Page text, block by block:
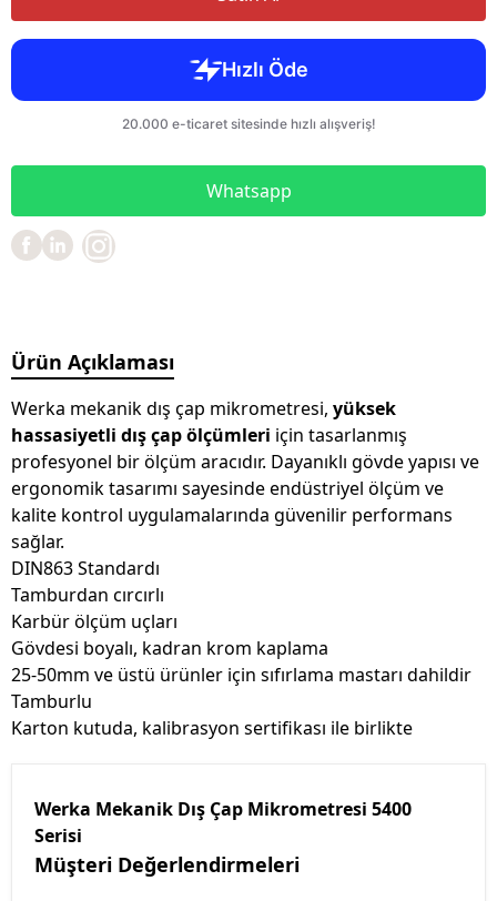
Whatsapp
Ürün Açıklaması
Werka mekanik dış çap mikrometresi, yüksek
hassasiyetli dış çap ölçümleri için tasarlanmış
profesyonel bir ölçüm aracıdır. Dayanıklı gövde yapısı ve
ergonomik tasarımı sayesinde endüstriyel ölçüm ve
kalite kontrol uygulamalarında güvenilir performans
sağlar.
DIN863 Standardı
Tamburdan cırcırlı
Karbür ölçüm uçları
Gövdesi boyalı, kadran krom kaplama
25-50mm ve üstü ürünler için sıfırlama mastarı dahildir
Tamburlu
Karton kutuda, kalibrasyon sertifikası ile birlikte
Werka Mekanik Dış Çap Mikrometresi 5400
Serisi
Müşteri Değerlendirmeleri